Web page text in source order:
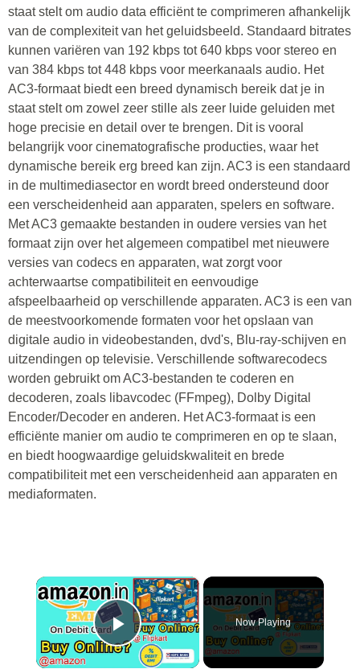
staat stelt om audio data efficiënt te comprimeren afhankelijk
van de complexiteit van het geluidsbeeld. Standaard bitrates
kunnen variëren van 192 kbps tot 640 kbps voor stereo en
van 384 kbps tot 448 kbps voor meerkanaals audio. Het
AC3-formaat biedt een breed dynamisch bereik dat je in
staat stelt om zowel zeer stille als zeer luide geluiden met
hoge precisie en detail over te brengen. Dit is vooral
belangrijk voor cinematografische producties, waar het
dynamische bereik erg breed kan zijn. AC3 is een standaard
in de multimediasector en wordt breed ondersteund door
een verscheidenheid aan apparaten, spelers en software.
Met AC3 gemaakte bestanden in oudere versies van het
formaat zijn over het algemeen compatibel met nieuwere
versies van codecs en apparaten, wat zorgt voor
achterwaartse compatibiliteit en eenvoudige
afspeelbaarheid op verschillende apparaten. AC3 is een van
de meestvoorkomende formaten voor het opslaan van
digitale audio in videobestanden, dvd's, Blu-ray-schijven en
uitzendingen op televisie. Verschillende softwarecodecs
worden gebruikt om AC3-bestanden te coderen en
decoderen, zoals libavcodec (FFmpeg), Dolby Digital
Encoder/Decoder en anderen. Het AC3-formaat is een
efficiënte manier om audio te comprimeren en op te slaan,
en biedt hoogwaardige geluidskwaliteit en brede
compatibiliteit met een verscheidenheid aan apparaten en
mediaformaten.
×
Play Video
Now Playing